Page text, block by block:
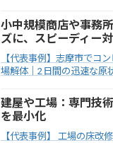
小中規模商店や事務
ズに、スピーディー
【代表事例】志摩市でコ
場解体｜2日間の迅速な原
建屋や工場：専門技
を最小化
【代表事例】 工場の床改